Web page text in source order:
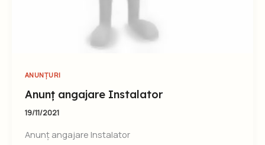
ANUNȚURI
Anunț angajare Instalator
19/11/2021
Anunț angajare Instalator